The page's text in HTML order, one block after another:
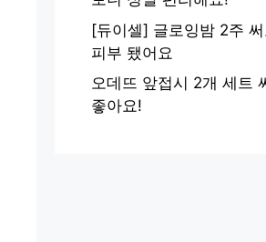
[듀이셀] 글로잉밤 2주
피부 됐어요
오데뜨 앞접시 2개 세트
좋아요!